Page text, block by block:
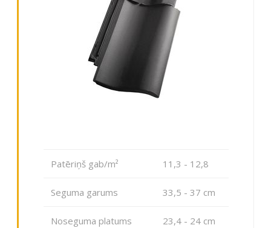
Patēriņš gab/m² 11,3 - 12,8
Seguma garums 33,5 - 37 сm
Noseguma platums 23,4 - 24 сm